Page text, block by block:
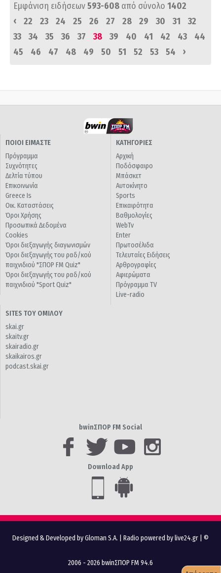
Εμφάνιση ειδήσεων593-608 από σύνολο 1402
‹
22 23 24 25 26 27 28 29 30 31
32
33
34 35 36 37 38 39 40 41 42 43
44
45
46 47 48 49 50 51 52 53 54 ›
ΠΟΙΟΙ ΕΙΜΑΣΤΕ
Πρόγραμμα
Συχνότητες
Δελτία τύπου
Επικοινωνία
Greece Is
Οικ. Καταστάσεις
Όροι Χρήσης
Προσωπικά Δεδομένα
Cookies
Όροι διεξαγωγής διαγωνισμών
Όροι διεξαγωγής του ραδ/κού
παιχνιδιού "ΣΠΟΡ FM Quiz"
Όροι διεξαγωγής του ραδ/κού
παιχνιδιού "Sport Quiz"
ΚΑΤΗΓΟΡΙΕΣ
Αρχική
Ποδόσφαιρο
Μπάσκετ
Αυτοκίνητο
Sports
Επικαιρότητα
Βαθμολογίες
WebTv
Enter
Πρωτοσέλιδα
Τελευταίες Ειδήσεις
Αρθρογραφίες
Αφιερώματα
Πρόγραμμα TV
Live-radio
SITES ΤΟΥ ΟΜΙΛΟΥ
skai.gr
skaitv.gr
skairadio.gr
skaikairos.gr
podcast.skai.gr
bwinΣΠΟΡ FM Social
Download App
Designed & Developed by Gloman S.A. Radio powered by live24.gr | ©
2006 - 2026 bwinΣΠΟΡ FM 94.6